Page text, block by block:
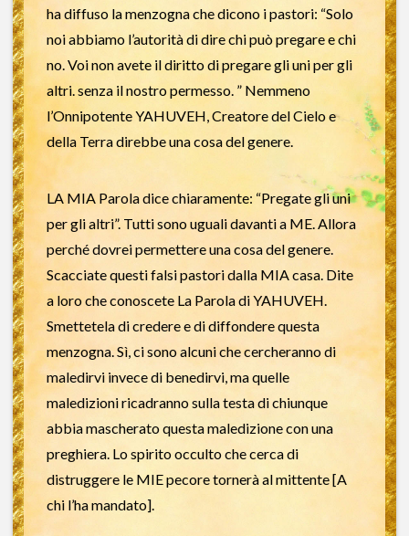
ha diffuso la menzogna che dicono i pastori: “Solo
noi abbiamo l’autorità di dire chi può pregare e chi
no. Voi non avete il diritto di pregare gli uni per gli
altri. senza il nostro permesso. ” Nemmeno
l’Onnipotente YAHUVEH, Creatore del Cielo e
della Terra direbbe una cosa del genere.
LA MIA Parola dice chiaramente: “Pregate gli uni
per gli altri”. Tutti sono uguali davanti a ME. Allora
perché dovrei permettere una cosa del genere.
Scacciate questi falsi pastori dalla MIA casa. Dite
a loro che conoscete La Parola di YAHUVEH.
Smettetela di credere e di diffondere questa
menzogna. Sì, ci sono alcuni che cercheranno di
maledirvi invece di benedirvi, ma quelle
maledizioni ricadranno sulla testa di chiunque
abbia mascherato questa maledizione con una
preghiera. Lo spirito occulto che cerca di
distruggere le MIE pecore tornerà al mittente [A
chi l’ha mandato].